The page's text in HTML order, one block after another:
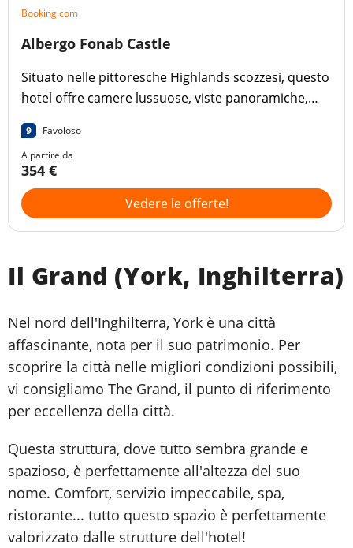
Booking.com
Albergo Fonab Castle
Situato nelle pittoresche Highlands scozzesi, questo
hotel offre camere lussuose, viste panoramiche,
9
Favoloso
A partire da
354 €
Vedere le offerte!
Il Grand (York, Inghilterra)
Nel nord dell'Inghilterra, York è una città
affascinante, nota per il suo patrimonio. Per
scoprire la città nelle migliori condizioni possibili,
vi consigliamo The Grand, il punto di riferimento
per eccellenza della città.
Questa struttura, dove tutto sembra grande e
spazioso, è perfettamente all'altezza del suo
nome. Comfort, servizio impeccabile, spa,
ristorante... tutto questo spazio è perfettamente
valorizzato dalle strutture dell'hotel!